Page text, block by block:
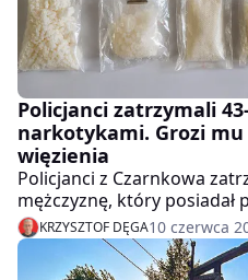
Policjanci zatrzymali
narkotykami. Grozi mu
więzienia
Policjanci z Czarnkowa
mężczyznę, który posiadał
mefedron, amfetaminę
złotych. Teraz grozi mu
wolności.
KRZYSZTOF DĘGA10 czerwca